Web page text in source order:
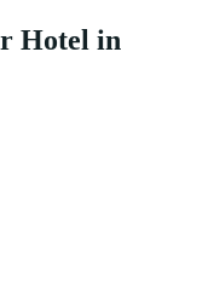
Hotel in